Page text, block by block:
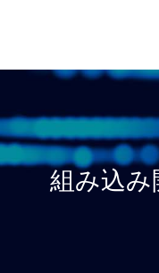
組み込み